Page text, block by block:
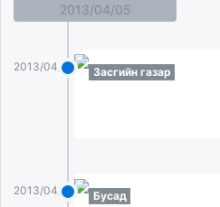
2013/04/05
2013/04/05 Засгийн газар
2013/04/05 Бусад